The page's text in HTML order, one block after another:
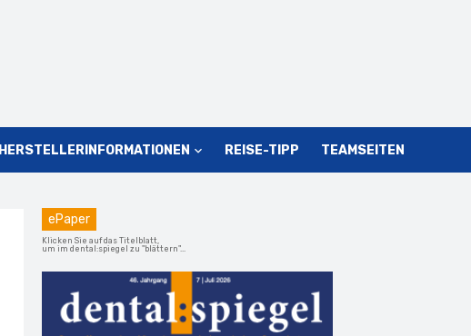
HERSTELLERINFORMATIONEN REISE-TIPP TEAMSEITEN
ePaper
Klicken Sie auf das Titelblatt,
um im dental:spiegel zu "blättern"...